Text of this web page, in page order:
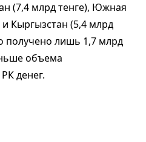
(7,4 млрд тенге), Южная
Кыргызстан (5,4 млрд
получено лишь 1,7 млрд
объема
денег.